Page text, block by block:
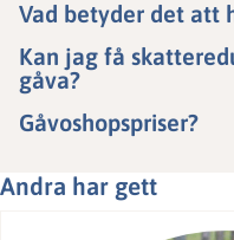
Vad betyder det att
Kan jag få
gåva?
Gåvoshopspriser?
Andra har gett